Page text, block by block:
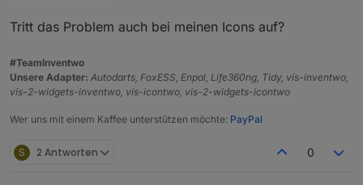
Tritt das Problem auch bei meinen Icons auf?
#TeamInventwo
Unsere Adapter: Autodarts, FoxESS, Enpal, Life360ng, Tidy, vis-inventwo,
vis-2-widgets-inventwo, vis-icontwo, vis-2-widgets-icontwo
Wer uns mit einem Kaffee unterstützen möchte: PayPal
S 2 Antworten 0